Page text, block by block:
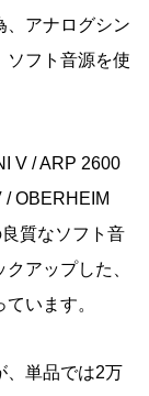
、アナログシン
ソフト音源を使
V / ARP 2600
OBERHEIM
質なソフト音
アップした、
います。
、単品では2万